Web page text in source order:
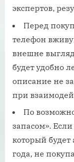
экспертов,
Перед
телефон
внешне
будет удобно
описание не
при
По
запасом».
который
года, не